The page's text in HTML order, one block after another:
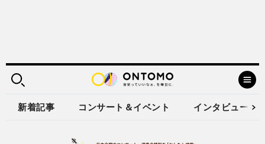
新着記事 コンサート＆イベント インタビュー